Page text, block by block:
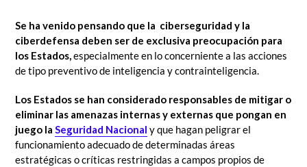
Se ha venido pensando que la ciberseguridad y la
ciberdefensa deben ser de exclusiva preocupación para
los Estados,especialmente en lo concerniente a las acciones
de tipo preventivo de inteligencia y contrainteligencia.
Los Estados se han considerado responsables de mitigar o
eliminar las amenazas internas y externas que pongan en
juego la Seguridad Nacional y que hagan peligrar el
funcionamiento adecuado de determinadas áreas
estratégicas o críticas restringidas a campos propios de